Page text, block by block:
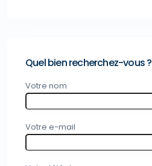
Quel bien recherchez-vous ?
Votre nom
Votre e-mail